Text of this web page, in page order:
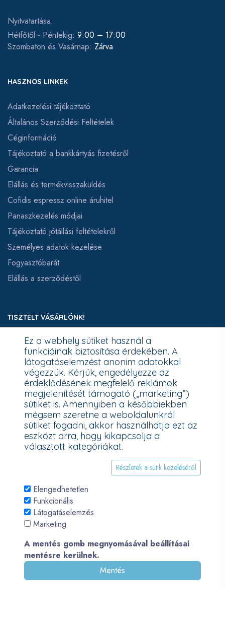
Ez a webhely sütiket használ a
funkcióinak biztosítása érdekében. A
látogatáselemzést anonim adatokkal
végezzük. Kérjük, engedélyezze az
érdeklődésének megfelelő reklámok
megjelenítését támogató („marketing”)
sütiket is. Amennyiben a későbbiekben
mégsem szeretne a weboldalunkról
sütiket fogadni, akkor használhatja ezt az
eszközt arra, hogy kikapcsolja a
választott kategóriákat.
Részletek a sütik kezeléséről
Elengedhetetlen
Funkcionális
Látogatáselemzés
Marketing
A mentés gomb megnyomásával beállításai
mentésre kerülnek.
Mentés
Nyitvatartása:
Hétfőtől - Péntekig: 9:00 – 17:00
Szombaton és Vasárnap: Zárva
HASZNOS LINKEK
Adatkezelési tájékoztató
Általános Szerződési Feltételek
Céginformáció
Tájékoztató a bankkártyás fizetésről
Garancia
Elállás és termékvisszaküldés
Cofidis espressz online áruhitel
Panaszkezelés módjai
Tájékoztató jótállási feltételekről
Személyes adatok kezelése
Fogyasztóbarát
Elállás a szerződéstől
TISZTELT VÁSÁRLÓNK!
Fizetésnél kérje az ingyenes adattörlő kódot adatainak
biztonsága érdekében!
A Kormány döntése alapján a kereskedő minden tartós
adathordozó termék vásárlásakor köteles ingyenes adattörlő
kódot biztosítani.
További információk a Nemzeti Média- és Hírközlési Hatóság
honlapján:https://nmhh.hu/veglegestorles
© 2026 - Pécsi PC - All Rights Reserved. Development by